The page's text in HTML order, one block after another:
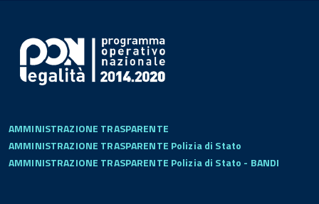
AMMINISTRAZIONE TRASPARENTE
AMMINISTRAZIONE TRASPARENTE Polizia di Stato
AMMINISTRAZIONE TRASPARENTE Polizia di Stato - BANDI